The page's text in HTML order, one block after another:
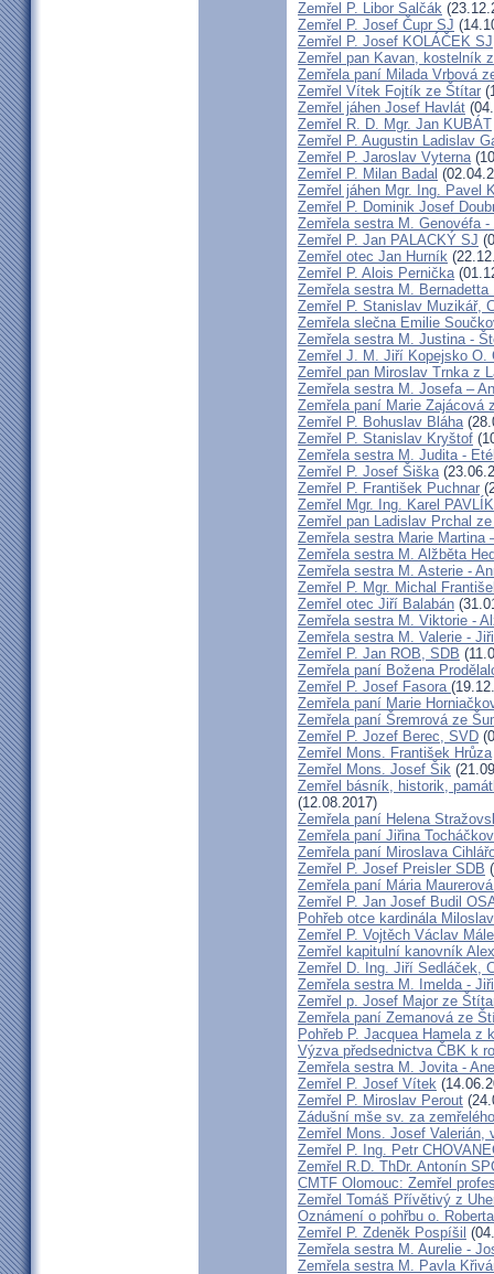
Zemřel P. Libor Salčák
Zemřel P. Josef Čupr SJ
Zemřel P. Josef KOLÁČEK SJ
Zemřel pan Kavan, kostelník
Zemřela paní Milada Vrbová
Zemřel Vítek Fojtík ze Štítar
Zemřel jáhen Josef Havlát
Zemřel R. D. Mgr. Jan KUBÁT
Zemřel P. Augustin Ladislav
Zemřel P. Jaroslav Vyterna
Zemřel P. Milan Badal
Zemřel jáhen Mgr. Ing. Pavel
Zemřel P. Dominik Josef
Zemřela sestra M. Genovéfa
Zemřel P. Jan PALACKÝ SJ
Zemřel otec Jan Hurník
Zemřel P. Alois Pernička
Zemřela sestra M. Bernadetta
Zemřel P. Stanislav Muzikář,
Zemřela slečna Emilie
Zemřela sestra M. Justina -
Zemřel J. M. Jiří Kopejsko O.
Zemřel pan Miroslav Trnka z
Zemřela sestra M. Josefa –
Zemřela paní Marie Zajácová
Zemřel P. Bohuslav Bláha
Zemřel P. Stanislav Kryštof
Zemřela sestra M. Judita -
Zemřel P. Josef Šiška
Zemřel P. František Puchnar
Zemřel Mgr. Ing. Karel
Zemřel pan Ladislav Prchal
Zemřela sestra Marie Martina
Zemřela sestra M. Alžběta
Zemřela sestra M. Asterie -
Zemřel P. Mgr. Michal
Zemřel otec Jiří Balabán
Zemřela sestra M. Viktorie -
Zemřela sestra M. Valerie -
Zemřel P. Jan ROB, SDB
Zemřela paní Božena
Zemřel P. Josef Fasora
Zemřela paní Marie
Zemřela paní Šremrová ze
Zemřel P. Jozef Berec, SVD
Zemřel Mons. František Hrůza
Zemřel Mons. Josef Šik
Zemřel básník, historik,
(12.08.2017)
Zemřela paní Helena
Zemřela paní Jiřina
Zemřela paní Miroslava
Zemřel P. Josef Preisler SDB
Zemřela paní Mária
Zemřel P. Jan Josef Budil
Pohřeb otce kardinála
Zemřel P. Vojtěch Václav
Zemřel kapitulní kanovník
Zemřel D. Ing. Jiří Sedláček,
Zemřela sestra M. Imelda -
Zemřel p. Josef Major ze
Zemřela paní Zemanová ze
Pohřeb P. Jacquea Hamela z
Výzva předsednictva ČBK k
Zemřela sestra M. Jovita -
Zemřel P. Josef Vítek
Zemřel P. Miroslav Perout
Zádušní mše sv. za
Zemřel Mons. Josef Valerián,
Zemřel P. Ing. Petr
Zemřel R.D. ThDr. Antonín
CMTF Olomouc: Zemřel
Zemřel Tomáš Přívětivý z
Oznámení o pohřbu o.
Zemřel P. Zdeněk Pospíšil
Zemřela sestra M. Aurelie -
Zemřela sestra M. Pavla